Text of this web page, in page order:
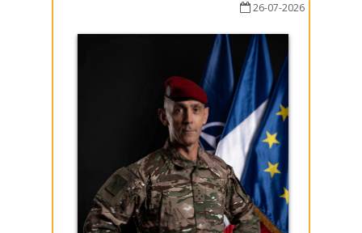
26-07-2026